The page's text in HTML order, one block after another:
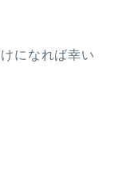
になれば幸い